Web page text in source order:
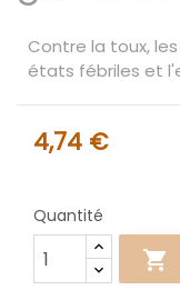
Contre la toux,
états fébriles et
4,74 €
Quantité
